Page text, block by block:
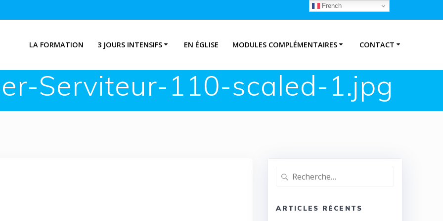
LA FORMATION 3 JOURS INTENSIFS EN ÉGLISE MODULES COMPLÉMENTAIRES CONTACT
Serviteur-110-scaled-1.jpg
Recherche
pour
ARTICLES RÉCENTS
French